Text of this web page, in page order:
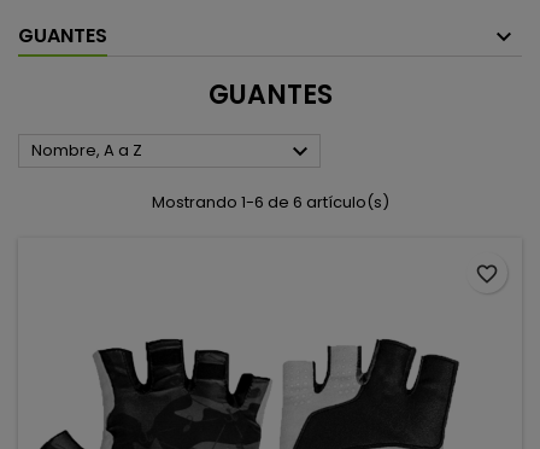
GUANTES
GUANTES
Nombre, A a Z 
Mostrando 1-6 de 6 artículo(s)
favorite_border